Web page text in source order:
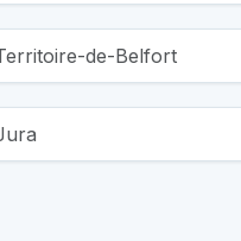
de-Belfort